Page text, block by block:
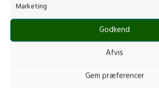
Marketing
Godkend
Afvis
Gem præferencer
Gammelmark 1, 6630 Rødding
post@stops.dk